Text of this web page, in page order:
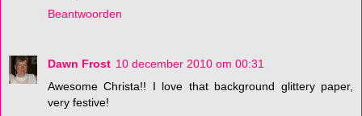
Beantwoorden
Dawn Frost 10 december 2010 om 00:31
Awesome Christa!! I love that background glittery paper,
very festive!